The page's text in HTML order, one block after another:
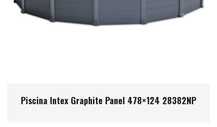
Piscina Intex Graphite Panel 478×124 28382NP